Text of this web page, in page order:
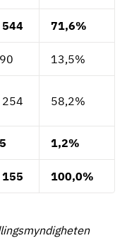
544 71,6%
13,5%
254 58,2%
1,2%
100,0%